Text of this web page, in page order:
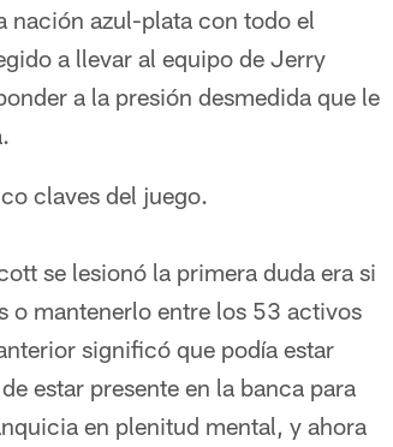
nación azul-plata con todo el
a llevar al equipo de Jerry
a la presión desmedida que le
claves del juego.
se lesionó la primera duda era si
o mantenerlo entre los 53 activos
significó que podía estar
estar presente en la banca para
en plenitud mental, y ahora